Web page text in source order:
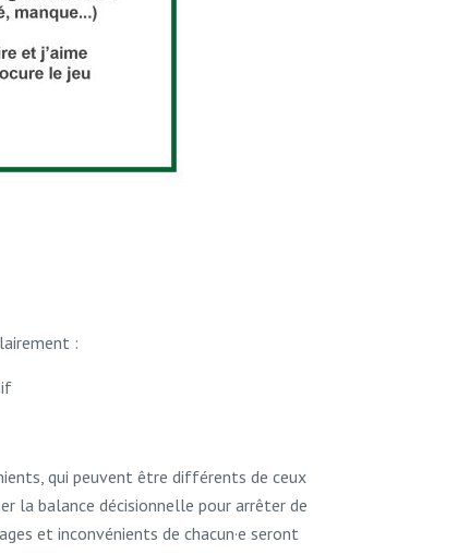
:
qui peuvent être différents de ceux
la balance décisionnelle pour arrêter de
et inconvénients de chacun·e seront